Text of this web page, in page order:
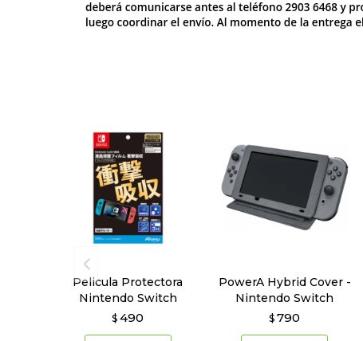
Pelicula Protectora
Nintendo Switch
$ 490
PowerA Hybrid Cover -
Nintendo Switch
$ 790